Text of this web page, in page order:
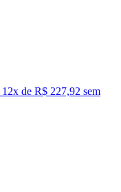
12x de R$ 227,92 sem